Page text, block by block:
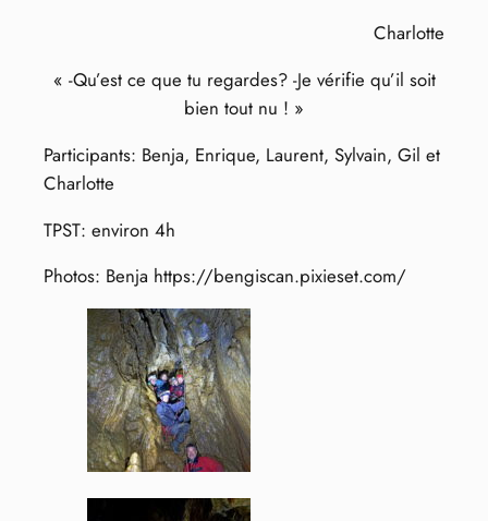
Charlotte
« -Qu’est ce que tu regardes? -Je vérifie qu’il soit
bien tout nu ! »
Participants: Benja, Enrique, Laurent, Sylvain, Gil et
Charlotte
TPST: environ 4h
Photos: Benja https://bengiscan.pixieset.com/